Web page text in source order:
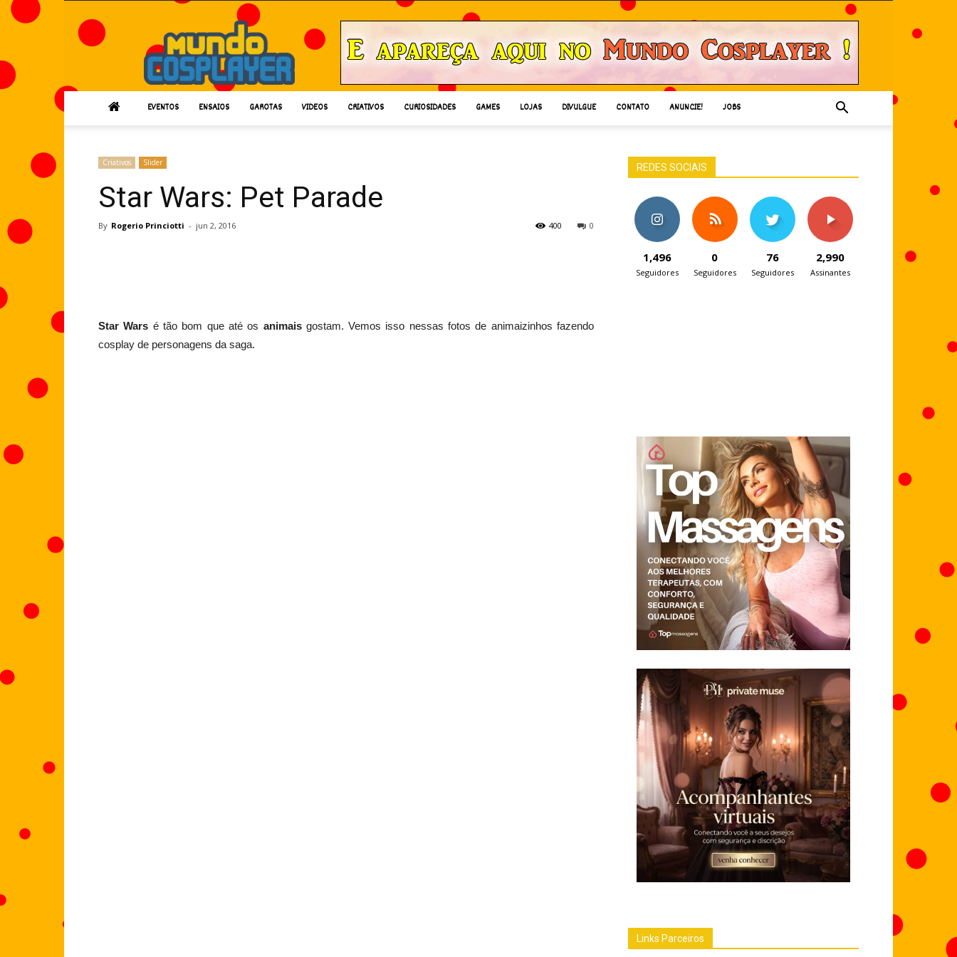
Cosplayer
EVENTOS ENSAIOS GAROTAS VIDEOS CRIATIVOS CURIOSIDADES GAMES LOJAS DIVULGUE CONTATO ANUNCIE! JOBS
Criativos Slider
Star Wars: Pet Parade
By Rogerio Princiotti - jun 2, 2016 0
400
Star Wars é tão bom que até os animaisgostam. Vemos isso nessas fotos de animaizinhos fazendo
cosplay de personagens da saga.
REDES SOCIAIS
1,496
Seguidores
0
Seguidores
76
Seguidores
2,990
Assinantes
Links Parceiros